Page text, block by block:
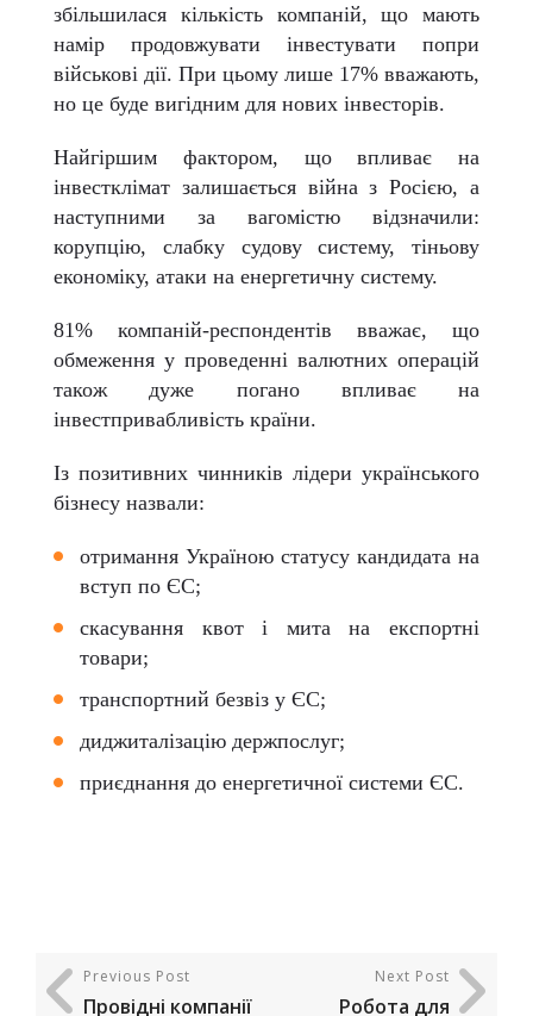
збільшилася кількість компаній, що мають
намір продовжувати інвестувати попри
військові дії. При цьому лише 17% вважають,
но це буде вигідним для нових інвесторів.
Найгіршим фактором, що впливає на
інвестклімат залишається війна з Росією, а
наступними за вагомістю відзначили:
корупцію, слабку судову систему, тіньову
економіку, атаки на енергетичну систему.
81% компаній-респондентів вважає, що
обмеження у проведенні валютних операцій
також дуже погано впливає на
інвестпривабливість країни.
Із позитивних чинників лідери українського
бізнесу назвали:
отримання Україною статусу кандидата на
вступ по ЄС;
скасування квот і мита на експортні
товари;
транспортний безвіз у ЄС;
диджиталізацію держпослуг;
приєднання до енергетичної системи ЄС.
Previous Post
Провідні компанії
Next Post
Робота для